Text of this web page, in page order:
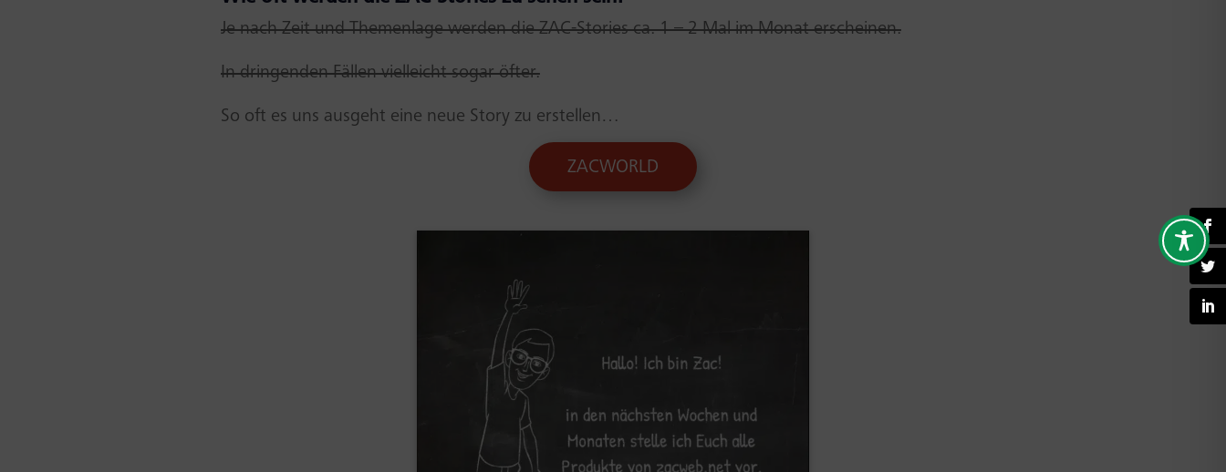
Je nach Zeit und Themenlage werden die ZAC-Stories ca. 1 – 2 Mal im Monat erscheinen.
In dringenden Fällen vielleicht sogar öfter.
So oft es uns ausgeht eine neue Story zu erstellen…
ZACWORLD